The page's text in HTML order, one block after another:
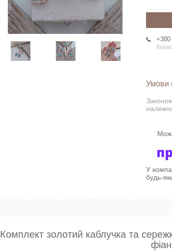
+380
У
будь-
Комплект золотий каблучка та